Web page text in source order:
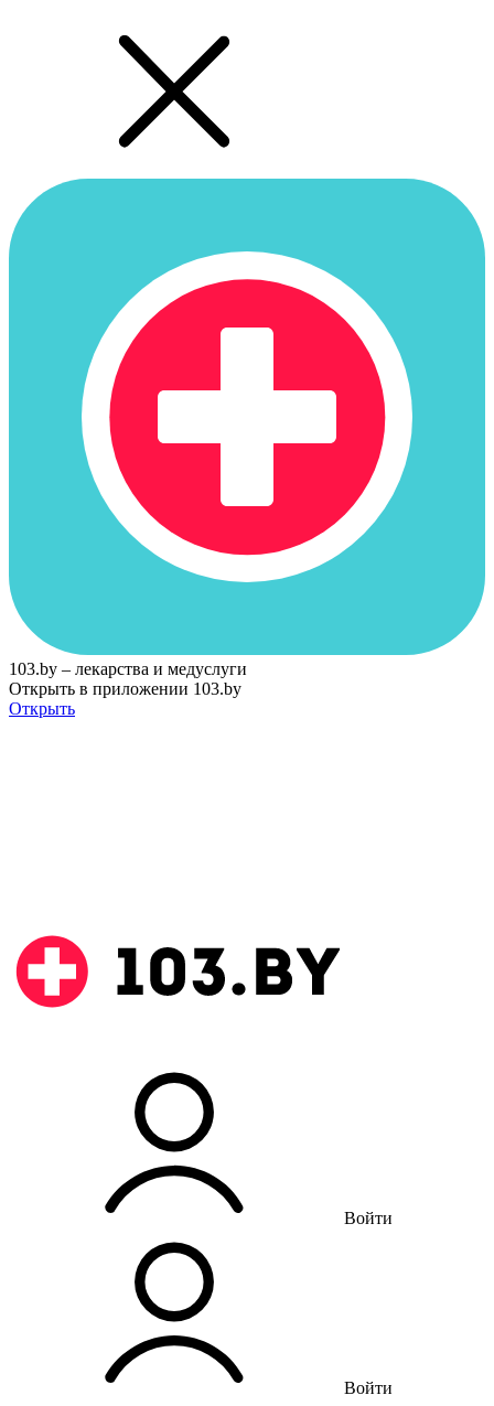
103.by – лекарства и медуслуги
Открыть в приложении 103.by
Открыть
Войти
Войти